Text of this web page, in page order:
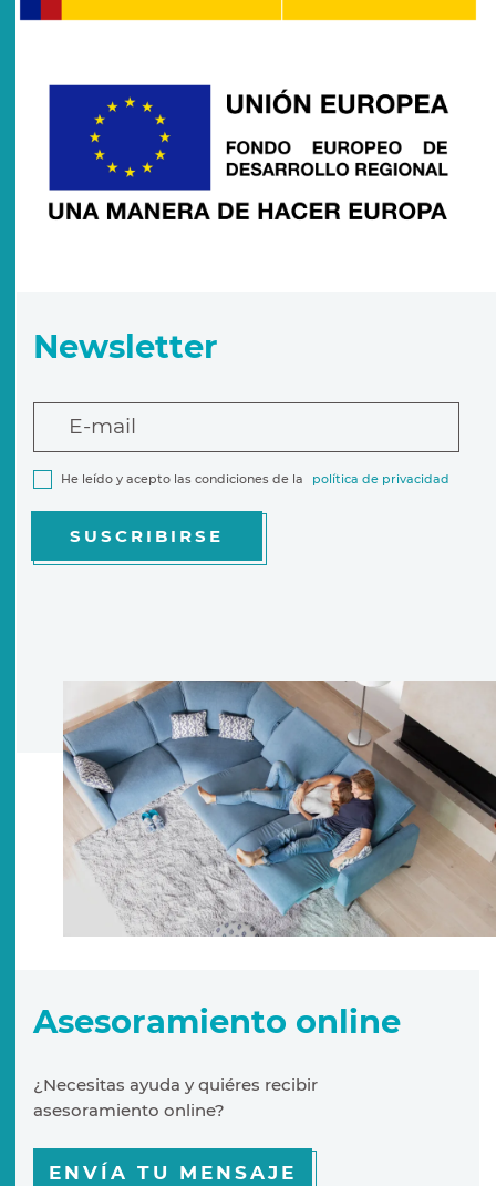
Newsletter
E-mail
He leído y acepto las condiciones de la política de privacidad
SUSCRIBIRSE
Asesoramiento online
¿Necesitas ayuda y quiéres recibir
asesoramiento online?
ENVÍA TU MENSAJE